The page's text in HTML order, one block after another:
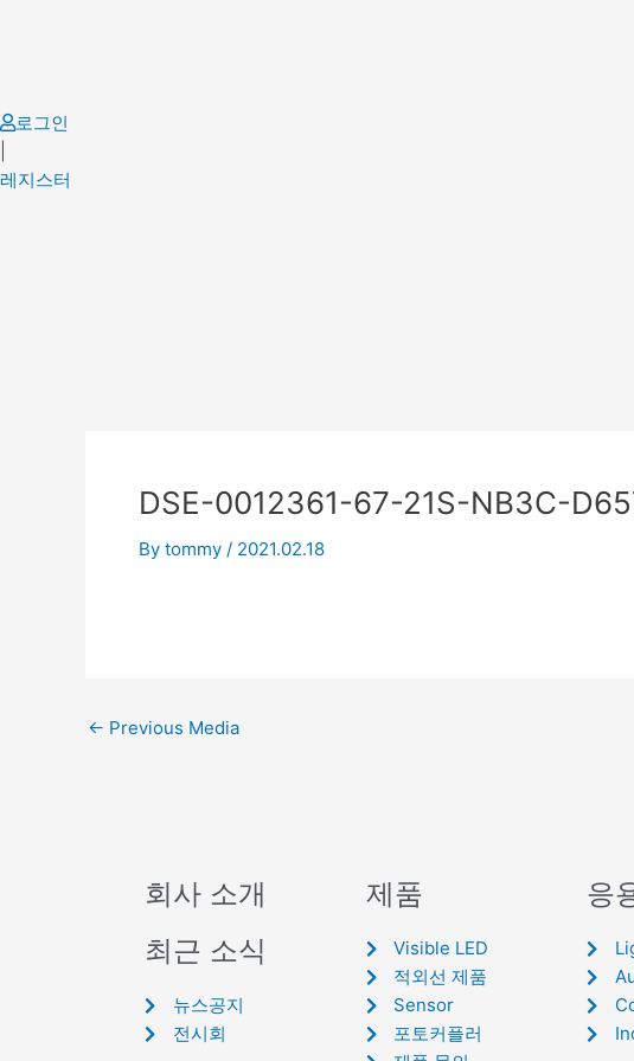
로그인
레지스터
DSE-0012361-67-21S-NB3C-
By tommy / 2021.02.18
← Previous Media
회사 소개
최근 소식
뉴스공지
전시회
제품
Visible LED
적외선 제품
Sensor
포토커플러
응